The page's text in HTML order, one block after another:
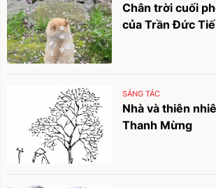
Chân trời cuối
của Trần Đức
SÁNG TÁC
Nhà và thiên
Thanh Mừng